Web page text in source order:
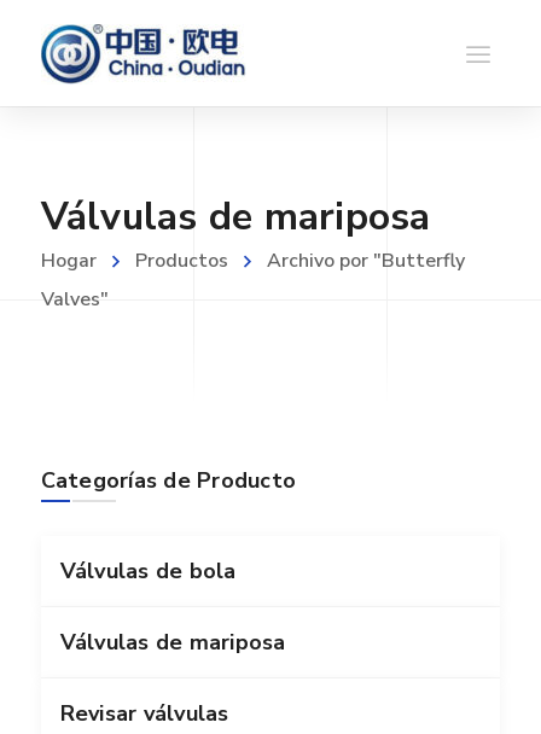
Válvulas de mariposa
Hogar Productos
Archivo por "Butterfly
Valves"
Categorías de Producto
Válvulas de bola
Válvulas de mariposa
Revisar válvulas